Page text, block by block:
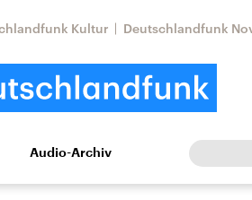
Kultur Deutschlandfunk
Kultur Europa
Audio-Archiv